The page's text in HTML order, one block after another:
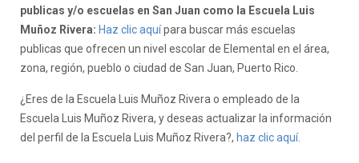
publicas y/o escuelas en San Juan como la Escuela Luis
Muñoz Rivera: Haz clic aquípara buscar más escuelas
publicas que ofrecen un nivel escolar de Elemental en el área,
zona, región, pueblo o ciudad de San Juan, Puerto Rico.
¿Eres de la Escuela Luis Muñoz Rivera o empleado de la
Escuela Luis Muñoz Rivera, y deseas actualizar la información
del perfil de la Escuela Luis Muñoz Rivera?, haz clic aquí.